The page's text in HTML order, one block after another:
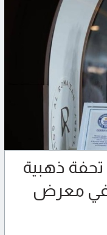
تحفة ذهبية
في معرض